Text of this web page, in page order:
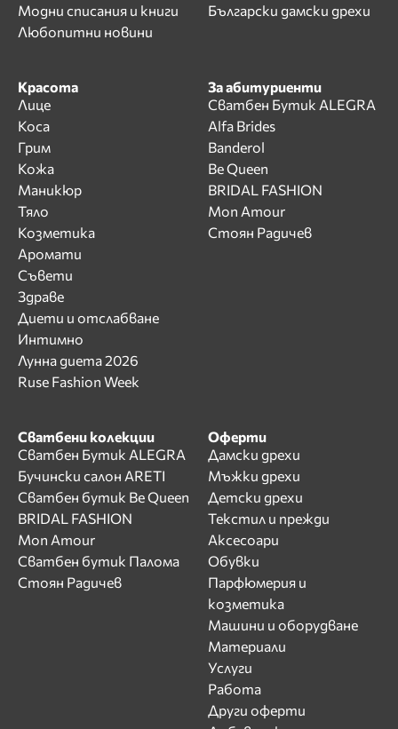
Модни списания и книги
Любопитни новини
Български дамски дрехи
Красота
Лице
Коса
Грим
Кожа
Маникюр
Тяло
Козметика
Аромати
Съвети
Здраве
Диети и отслабване
Интимно
Лунна диета 2026
Ruse Fashion Week
За абитуриенти
Сватбен Бутик ALEGRA
Alfa Brides
Banderol
Be Queen
BRIDAL FASHION
Mon Amour
Стоян Радичев
Сватбени колекции
Сватбен Бутик ALEGRA
Бучински салон ARETI
Сватбен бутик Be Queen
BRIDAL FASHION
Mon Amour
Сватбен бутик Палома
Стоян Радичев
Оферти
Дамски дрехи
Мъжки дрехи
Детски дрехи
Текстил и прежди
Аксесоари
Обувки
Парфюмерия и
козметика
Машини и оборудване
Материали
Услуги
Работа
Други оферти